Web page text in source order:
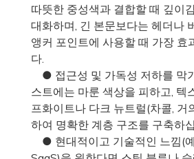
따뜻한 중성색과 결합할 때 깊이
대화하며, 긴 본문보다는 헤더나
앵커 포인트에 사용할 때 가장 효
다.
● 접근성 및 가독성 저하를 막
스트에는 마룬 색상을 피하고, 텍
프화이트나 다크 뉴트럴(차콜, 거
하여 명확한 계층 구조를 구축하
● 현대적이고 기술적인 느낌(예